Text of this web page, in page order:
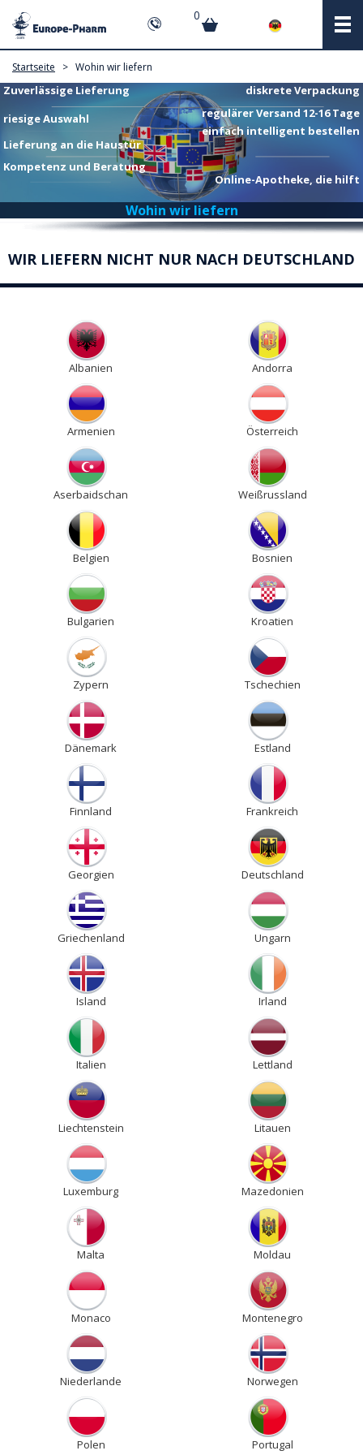
0
Startseite > Wohin wir liefern
Zuverlässige Lieferung
riesige Auswahl
Lieferung an die Haustür
Kompetenz und Beratung
diskrete Verpackung
regulärer Versand 12-16 Tage
einfach intelligent bestellen
Online-Apotheke, die hilft
Wohin wir liefern
WIR LIEFERN NICHT NUR NACH DEUTSCHLAND
Albanien Andorra
Armenien Österreich
Aserbaidschan Weißrussland
Belgien Bosnien
Bulgarien Kroatien
Zypern Tschechien
Dänemark Estland
Finnland Frankreich
Georgien Deutschland
Griechenland Ungarn
Island Irland
Italien Lettland
Liechtenstein Litauen
Luxemburg Mazedonien
Malta Moldau
Monaco Montenegro
Niederlande Norwegen
Polen Portugal